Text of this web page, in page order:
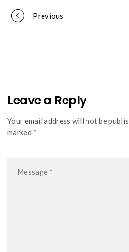
Portfolio
Previous
Leave a Reply
Your email address will not be
marked *